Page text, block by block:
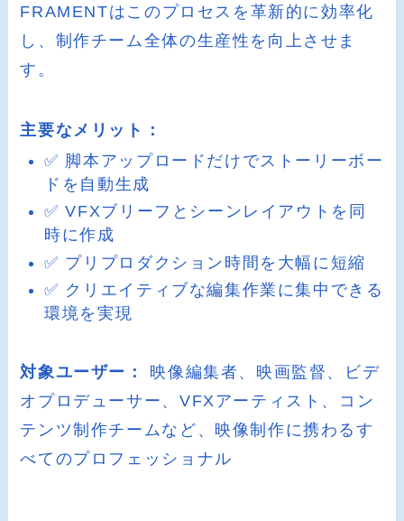
FRAMENTはこのプロセスを革新的に効率化
し、制作チーム全体の生産性を向上させま
す。
主要なメリット：
✅ 脚本アップロードだけでストーリーボー
ドを自動生成
✅ VFXブリーフとシーンレイアウトを同
時に作成
✅ プリプロダクション時間を大幅に短縮
✅ クリエイティブな編集作業に集中できる
環境を実現
対象ユーザー：
映像編集者、映画監督、ビデ
オプロデューサー、VFXアーティスト、コン
テンツ制作チームなど、映像制作に携わるす
べてのプロフェッショナル